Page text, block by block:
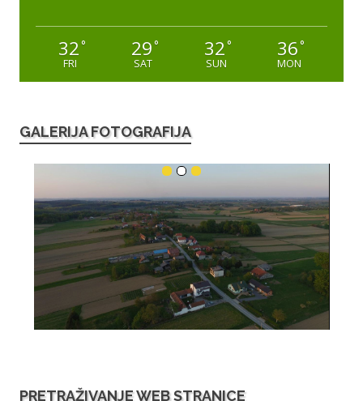
32°
FRI
29°
SAT
32°
SUN
36°
MON
GALERIJA FOTOGRAFIJA
PRETRAŽIVANJE WEB STRANICE